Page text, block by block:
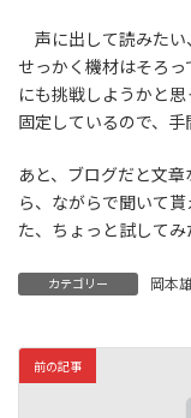
声に出して読みたい
せっかく機材はそろ
にも挑戦しようかと
固定しているので、手
あと、ブログだと文
ら、ながらで聞いて
た、ちょっと試してみ
カテゴリー 岡本
前の記事